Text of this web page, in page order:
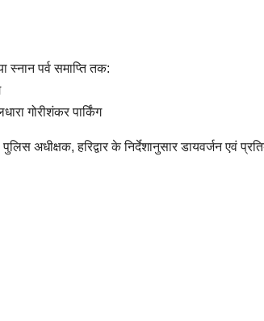
पर्व समाप्ति तक:
गोरीशंकर पार्किंग
अधीक्षक, हरिद्वार के निर्देशानुसार डायवर्जन एवं